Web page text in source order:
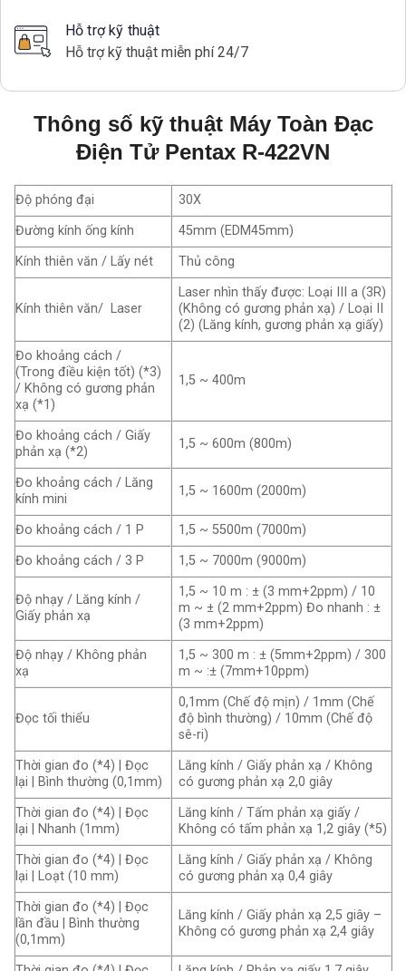
Hỗ trợ kỹ thuật
Hỗ trợ kỹ thuật miễn phí 24/7
Thông số kỹ thuật Máy Toàn Đạc
Điện Tử Pentax R-422VN
Độ phóng đại
30X
Đường kính ống kính
45mm (EDM45mm)
Kính thiên văn / Lấy nét
Thủ công
Kính thiên văn/ Laser
Laser nhìn thấy được: Loại III a (3R)
(Không có gương phản xạ) / Loại II
(2) (Lăng kính, gương phản xạ giấy)
Đo khoảng cách /
(Trong điều kiện tốt) (*3)
/ Không có gương phản
xạ (*1)
1,5 ~ 400m
Đo khoảng cách / Giấy
phản xạ (*2)
1,5 ~ 600m (800m)
Đo khoảng cách / Lăng
kính mini
1,5 ~ 1600m (2000m)
Đo khoảng cách / 1 P
1,5 ~ 5500m (7000m)
Đo khoảng cách / 3 P
1,5 ~ 7000m (9000m)
Độ nhạy / Lăng kính /
Giấy phản xạ
1,5 ~ 10 m : ± (3 mm+2ppm) / 10
m ~ ± (2 mm+2ppm) Đo nhanh : ±
(3 mm+2ppm)
Độ nhạy / Không phản
xạ
1,5 ~ 300 m : ± (5mm+2ppm) / 300
m ~ :± (7mm+10ppm)
Đọc tối thiểu
0,1mm (Chế độ mịn) / 1mm (Chế
độ bình thường) / 10mm (Chế độ
sê-ri)
Thời gian đo (*4) | Đọc
lại | Bình thường (0,1mm)
Lăng kính / Giấy phản xạ / Không
có gương phản xạ 2,0 giây
Thời gian đo (*4) | Đọc
lại | Nhanh (1mm)
Lăng kính / Tấm phản xạ giấy /
Không có tấm phản xạ 1,2 giây (*5)
Thời gian đo (*4) | Đọc
lại | Loạt (10 mm)
Lăng kính / Giấy phản xạ / Không
có gương phản xạ 0,4 giây
Thời gian đo (*4) | Đọc
lần đầu | Bình thường
(0,1mm)
Lăng kính / Giấy phản xạ 2,5 giây –
Không có gương phản xạ 2,4 giây